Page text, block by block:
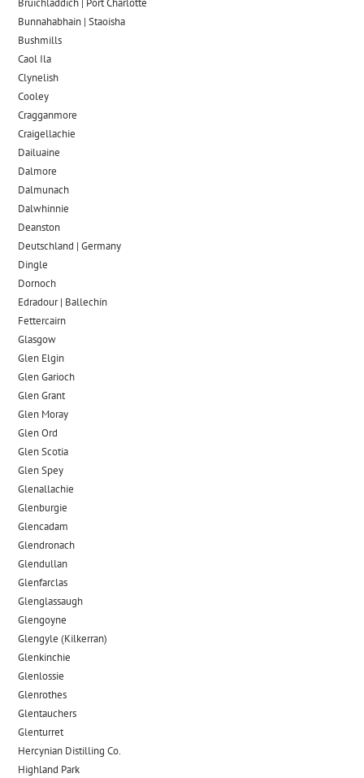
Bruichladdich | Port Charlotte
Bunnahabhain | Staoisha
Bushmills
Caol Ila
Clynelish
Cooley
Cragganmore
Craigellachie
Dailuaine
Dalmore​
Dalmunach
Dalwhinnie
Deanston
Deutschland | Germany
Dingle
Dornoch
Edradour | Ballechin
Fettercairn
Glasgow
Glen Elgin
Glen Garioch
Glen Grant
Glen Moray
Glen Ord
Glen Scotia
Glen Spey
Glenallachie
Glenburgie
Glencadam
Glendronach
Glendullan
Glenfarclas
Glenglassaugh
Glengoyne
Glengyle (Kilkerran)
Glenkinchie
Glenlossie
Glenrothes
Glentauchers
Glenturret
Hercynian Distilling Co.
Highland Park